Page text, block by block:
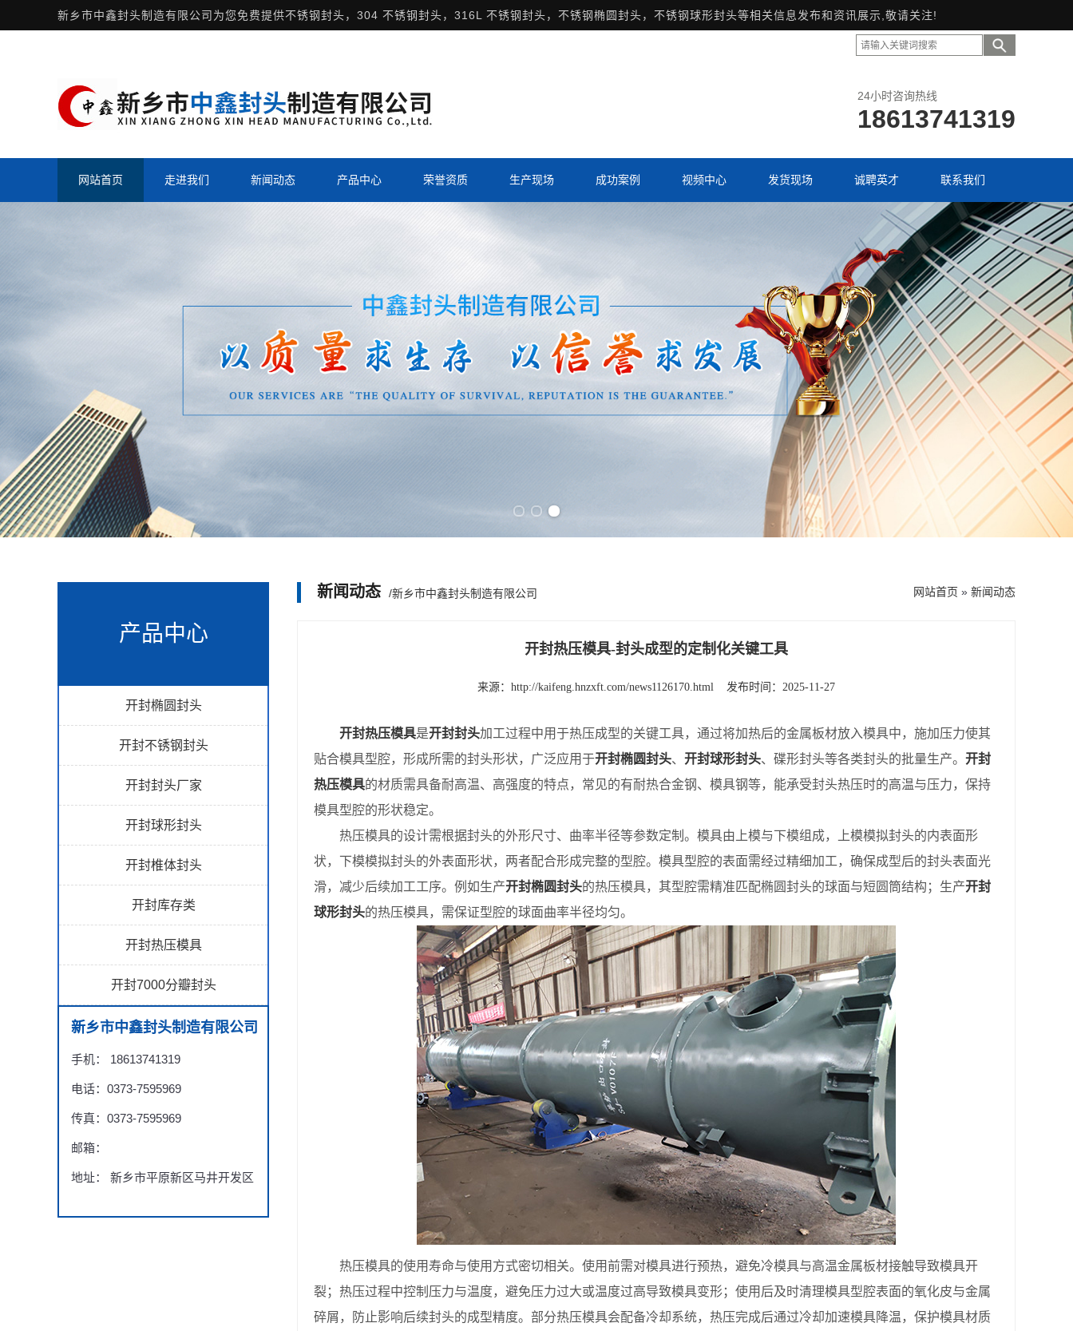
新乡市中鑫封头制造有限公司为您免费提供不锈钢封头，304 不锈钢封头，316L 不锈钢封头，不锈钢椭圆封头，不锈钢球形封头等相关信息发布和资讯展示,敬请关注!
24小时咨询热线
18613741319
网站首页 走进我们 新闻动态 产品中心 荣誉资质 生产现场 成功案例 视频中心 发货现场 诚聘英才 联系我们
产品中心
开封椭圆封头
开封不锈钢封头
开封封头厂家
开封球形封头
开封椎体封头
开封库存类
开封热压模具
开封7000分瓣封头
新乡市中鑫封头制造有限公司
手机： 18613741319
电话：0373-7595969
传真：0373-7595969
邮箱：
地址： 新乡市平原新区马井开发区
新闻动态 /新乡市中鑫封头制造有限公司 网站首页 » 新闻动态
开封热压模具-封头成型的定制化关键工具
来源： http://kaifeng.hnzxft.com/news1126170.html 发布时间：2025-11-27
开封热压模具是开封封头加工过程中用于热压成型的关键工具，通过将加热后的金属板材放入模具中，施加压力使其
贴合模具型腔，形成所需的封头形状，广泛应用于开封椭圆封头、 开封球形封头、碟形封头等各类封头的批量生产。 开封
热压模具的材质需具备耐高温、高强度的特点，常见的有耐热合金钢、模具钢等，能承受封头热压时的高温与压力，保持
模具型腔的形状稳定。
热压模具的设计需根据封头的外形尺寸、曲率半径等参数定制。模具由上模与下模组成，上模模拟封头的内表面形
状，下模模拟封头的外表面形状，两者配合形成完整的型腔。模具型腔的表面需经过精细加工，确保成型后的封头表面光
滑，减少后续加工工序。例如生产开封椭圆封头的热压模具，其型腔需精准匹配椭圆封头的球面与短圆筒结构；生产开封
球形封头的热压模具，需保证型腔的球面曲率半径均匀。
热压模具的使用寿命与使用方式密切相关。使用前需对模具进行预热，避免冷模具与高温金属板材接触导致模具开
裂；热压过程中控制压力与温度，避免压力过大或温度过高导致模具变形；使用后及时清理模具型腔表面的氧化皮与金属
碎屑，防止影响后续封头的成型精度。部分热压模具会配备冷却系统，热压完成后通过冷却加速模具降温，保护模具材质